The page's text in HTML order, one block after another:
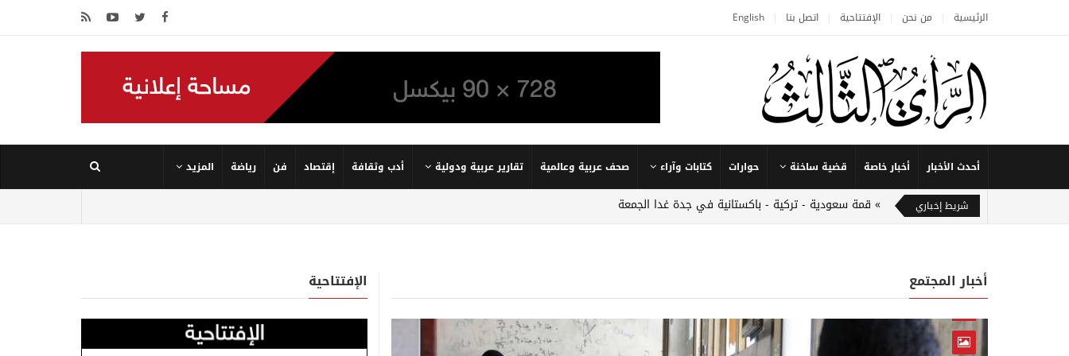
الرئيسية من نحن الإفتتاحية اتصل بنا English
أحدث الأخبار أخبار خاصة قضية ساخنة حوارات كتابات وآراء صحف عربية وعالمية تقارير عربية ودولية أدب وثقافة إقتصاد فن رياضة المزيد
شريط إخباري قمة سعودية - تركية - باكستانية في جدة غدا الجمعة
أخبار المجتمع الإفتتاحية